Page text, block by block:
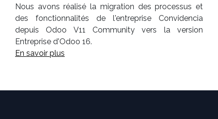
Nous avons réalisé la migration des processus et
des fonctionnalités de l'entreprise Convidencia
depuis Odoo V11 Community vers la version
Entreprise d'Odoo 16.
En savoir plus